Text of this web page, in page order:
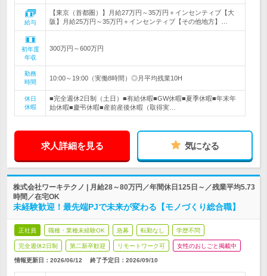
給与
【東京（首都圏）】月給27万円～35万円＋インセンティブ【大
阪】月給25万円～35万円＋インセンティブ【その他地方】…
初年度
年収
300万円～600万円
勤務
時間
10:00～19:00（実働8時間）◎月平均残業10H
休日
休暇
■完全週休2日制（土日）■有給休暇■GW休暇■夏季休暇■年末年
始休暇■慶弔休暇■産前産後休暇（取得実…
求人詳細を見る 気になる
株式会社ワーキテクノ | 月給28～80万円／年間休日125日～／残業平均5.73
時間／在宅OK
未経験歓迎！最先端PJで未来が変わる【モノづくり総合職】
正社員 職種・業種未経験OK 急募 転勤なし 学歴不問
完全週休2日制 第二新卒歓迎 リモートワーク可 女性のおしごと掲載中
情報更新日：2026/06/12 終了予定日： 2026/09/10